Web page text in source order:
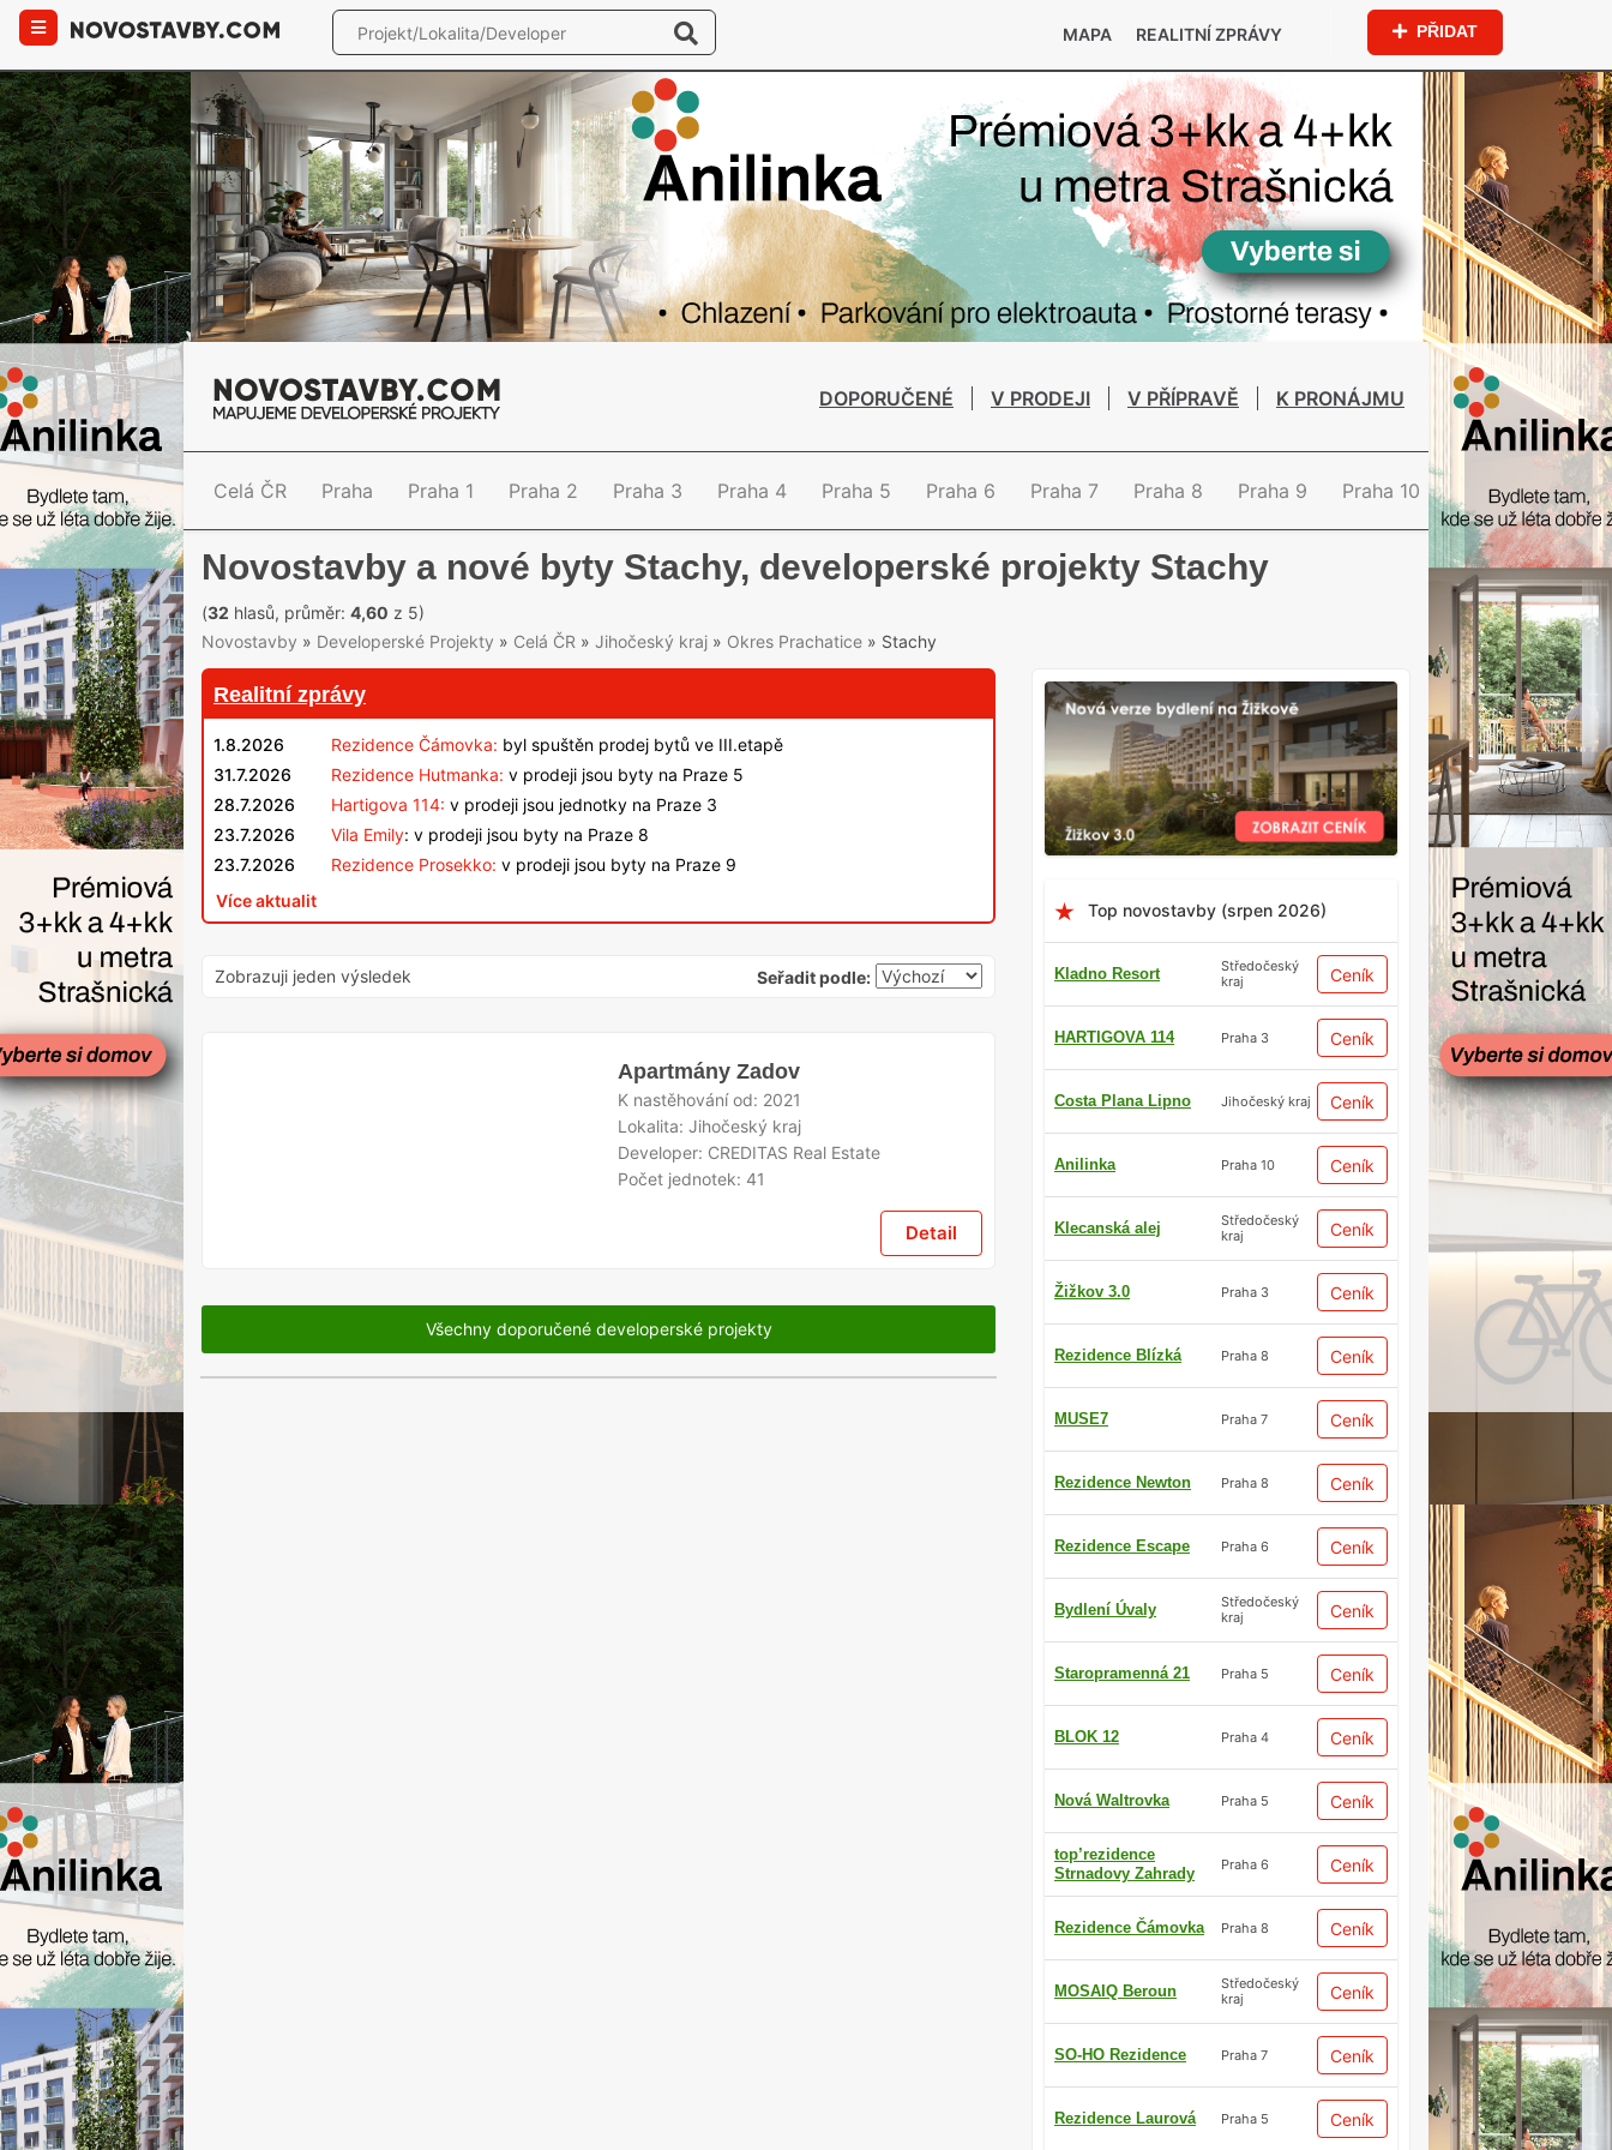
MAPA REALITNÍ ZPRÁVY PŘIDAT
DOPORUČENÉ V PRODEJI V PŘÍPRAVĚ K PRONÁJMU
Celá ČR Praha Praha 1 Praha 2 Praha 3 Praha 4 Praha 5 Praha 6 Praha 7 Praha 8 Praha 9 Praha 10
Novostavby a nové byty Stachy, developerské projekty Stachy
(32 hlasů, průměr: 4,60 z 5)
Novostavby » Developerské Projekty » Celá ČR » Jihočeský kraj » Okres Prachatice » Stachy
Top novostavby (srpen 2026)
Kladno Resort
Středočeský
kraj
Ceník
HARTIGOVA 114 Praha 3 Ceník
Costa Plana Lipno Jihočeský kraj Ceník
Anilinka Praha 10 Ceník
Klecanská alej
Středočeský
kraj
Ceník
Žižkov 3.0 Praha 3 Ceník
Rezidence Blízká Praha 8 Ceník
MUSE7 Praha 7 Ceník
Rezidence Newton Praha 8 Ceník
Rezidence Escape Praha 6 Ceník
Bydlení Úvaly
Středočeský
kraj
Ceník
Staropramenná 21 Praha 5 Ceník
BLOK 12 Praha 4 Ceník
Nová Waltrovka Praha 5 Ceník
top’rezidence
Strnadovy Zahrady
Praha 6 Ceník
Rezidence Čámovka Praha 8 Ceník
MOSAIQ Beroun
Středočeský
kraj
Ceník
SO-HO Rezidence Praha 7 Ceník
Rezidence Laurová Praha 5 Ceník
Realitní zprávy
1.8.2026 Rezidence Čámovka: byl spuštěn prodej bytů ve III.etapě
31.7.2026
Rezidence Hutmanka: v prodeji jsou byty na Praze 5
28.7.2026
Hartigova 114: v prodeji jsou jednotky na Praze 3
23.7.2026
Vila Emily: v prodeji jsou byty na Praze 8
23.7.2026
Rezidence Prosekko: v prodeji jsou byty na Praze 9
Více aktualit
Zobrazuji jeden výsledek Seřadit podle:
Apartmány Zadov
K nastěhování od: 2021
Lokalita:Jihočeský kraj
Developer: CREDITAS Real Estate
Počet jednotek:41
Detail
Všechny doporučené developerské projekty